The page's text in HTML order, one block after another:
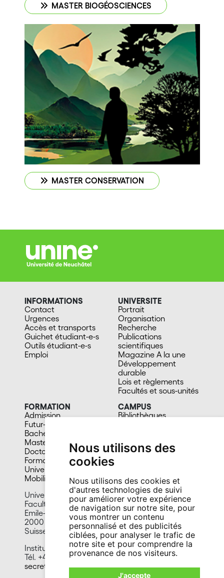
Nous utilisons des
cookies
Nous utilisons des cookies et
d'autres technologies de suivi
pour améliorer votre expérience
de navigation sur notre site, pour
vous montrer un contenu
personnalisé et des publicités
ciblées, pour analyser le trafic de
notre site et pour comprendre la
provenance de nos visiteurs.
J'accepte
MASTER BIOGÉOSCIENCES
MASTER CONSERVATION
INFORMATIONS
Contact
Urgences
Accès et transports
Guichet étudiant-e-s
Outils étudiant-e-s
Emploi
UNIVERSITE
Portrait
Organisation
Recherche
Publications
scientifiques
Magazine A la une
Développement
durable
Lois et règlements
Facultés et sous-unités
FORMATION
Admission
Futur-e étudiant-e
Bachelors
Masters
Doctorat
Formation continue
Université du 3e âge
Mobilité
CAMPUS
Bibliothèques
Santé
Cafétérias
Université de Neuchâtel
Faculté des sciences
Emile-Argand 11
2000 Neuchâtel
Suisse
Institut de biologie
Tél. +41 32 718 30 00
secretariat.biologie@unine.ch